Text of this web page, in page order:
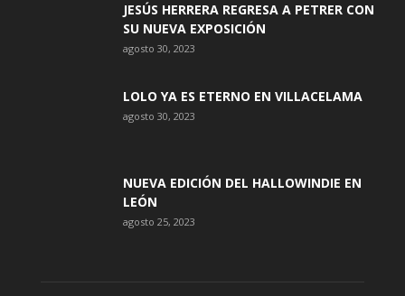
JESÚS HERRERA REGRESA A PETRER CON
SU NUEVA EXPOSICIÓN
agosto 30, 2023
LOLO YA ES ETERNO EN VILLACELAMA
agosto 30, 2023
NUEVA EDICIÓN DEL HALLOWINDIE EN
LEÓN
agosto 25, 2023